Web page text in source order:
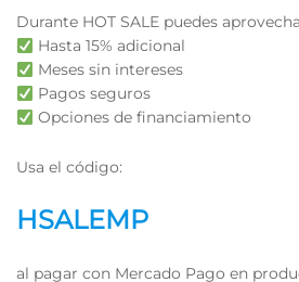
Durante HOT SALE puedes
Hasta 15% adicional
Meses sin intereses
Pagos seguros
Opciones de financiamiento
Usa el código:
HSALEMP
al pagar con Mercado Pago en